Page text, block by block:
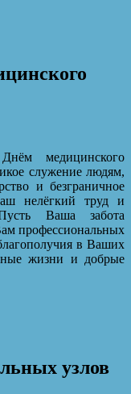
медицинского
служение людям,
и безграничное
нелёгкий труд и
Ваша забота
профессиональных
в Ваших
жизни и добрые
узлов